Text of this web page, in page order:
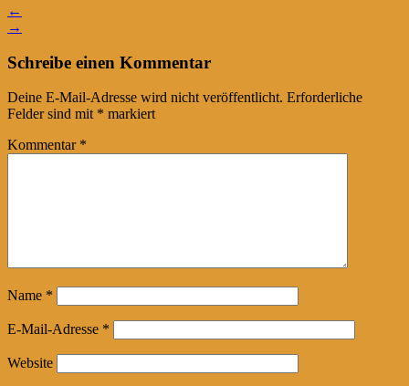
←
→
Schreibe einen Kommentar
Deine E-Mail-Adresse wird nicht veröffentlicht. Erforderliche
Felder sind mit * markiert
Kommentar *
Name *
E-Mail-Adresse *
Website